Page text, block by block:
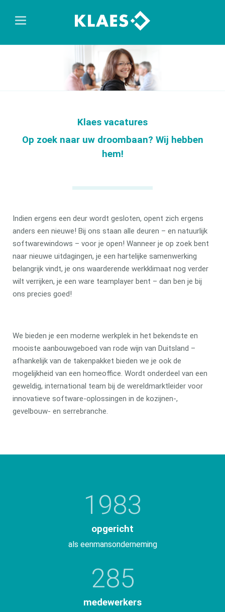
Klaes vacatures
Op zoek naar uw droombaan? Wij hebben
hem!
Indien ergens een deur wordt gesloten, opent zich ergens
anders een nieuwe! Bij ons staan alle deuren – en natuurlijk
softwarewindows – voor je open! Wanneer je op zoek bent
naar nieuwe uitdagingen, je een hartelijke samenwerking
belangrijk vindt, je ons waarderende werkklimaat nog verder
wilt verrijken, je een ware teamplayer bent – dan ben je bij
ons precies goed!
We bieden je een moderne werkplek in het bekendste en
mooiste aanbouwgeboed van rode wijn van Duitsland –
afhankelijk van de takenpakket bieden we je ook de
mogelijkheid van een homeoffice. Wordt onderdeel van een
geweldig, international team bij de wereldmarktleider voor
innovatieve software-oplossingen in de kozijnen-,
gevelbouw- en serrebranche.
1983
opgericht
als eenmansonderneming
285
medewerkers